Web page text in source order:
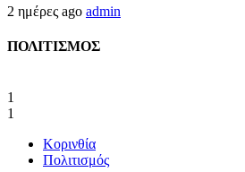
2 ημέρες ago admin
ΠΟΛΙΤΙΣΜΟΣ
1
1
Κορινθία
Πολιτισμός